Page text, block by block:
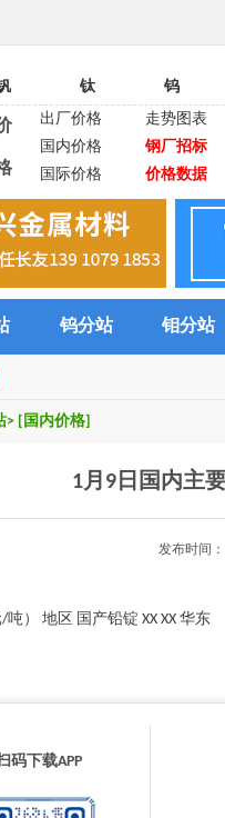
钛 钨
出厂价格
走势图表
国内价格
钢厂招标
国际价格
价格数据
钨分站 钼分站
> [国内价格]
1月9日国内主
发布时间
） 地区 国产铅锭 XX XX 华东
码下载APP